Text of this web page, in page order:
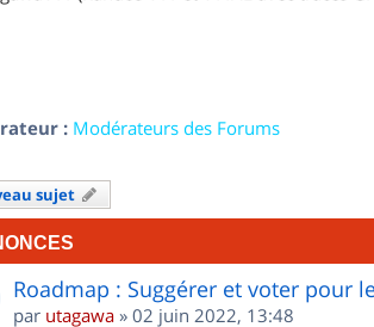
: Modérateurs des Forums
sujet
Roadmap : Suggérer et voter pour
par utagawa » 02 juin 2022, 13:48